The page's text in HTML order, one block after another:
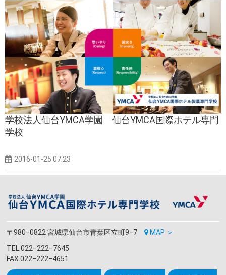
学校法人仙台YMCA学園 仙台YMCA国際ホテル専門
学校
2016-01-25 07:23
〒980‒0822 宮城県仙台市青葉区立町9‒7
MAP ＞
TEL.022‒222‒7645
FAX.022‒222‒4651